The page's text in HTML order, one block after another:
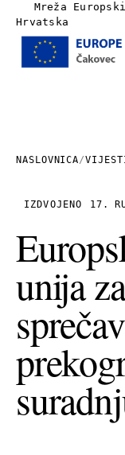
Mreža
Hrvatska
Linkovi
Kontakt
+385 (0)40 374
NASLOVNICA/
IZDVOJENO 17.
unija